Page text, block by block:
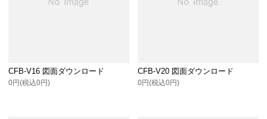
CFB-V16 図面ダウンロード
0円(税込0円)
CFB-V20 図面ダウンロード
0円(税込0円)